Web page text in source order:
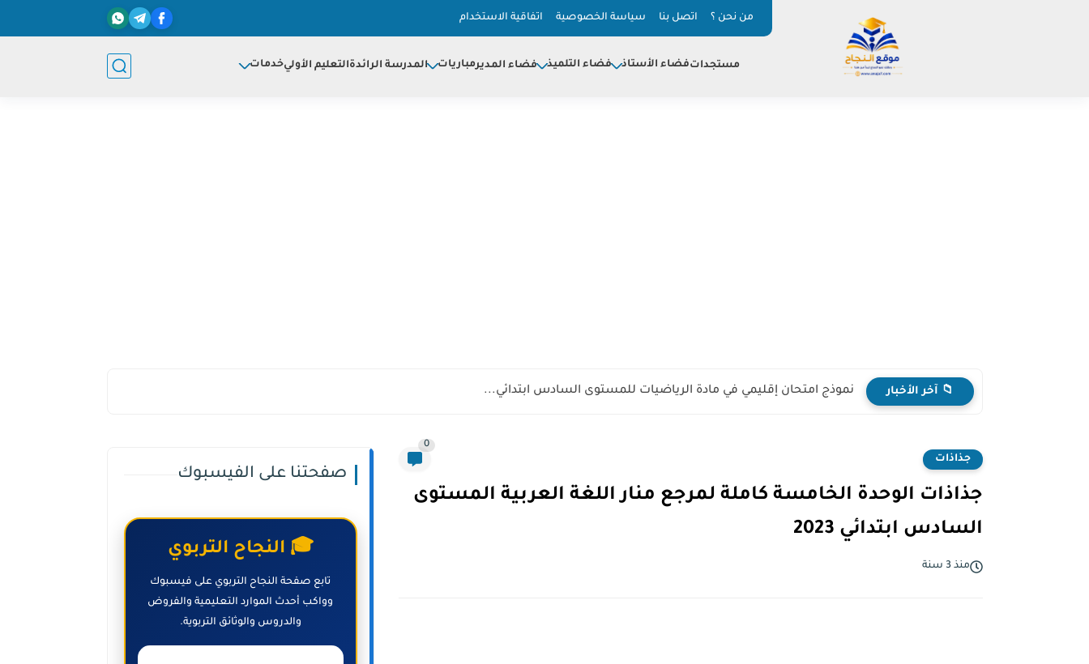
من نحن ؟ اتصل بنا سياسة الخصوصية اتفاقية الاستخدام
مستجداتفضاء الأستاذ فضاء التلميذ فضاء المديرمباريات المدرسة الرائدةالتعليم الأوليخدمات
📁 آخر الأخبار نموذج امتحان إقليمي في مادة الرياضيات للمستوى السادس ابتدائي...
جذاذات
0
جذاذات الوحدة الخامسة كاملة لمرجع منار اللغة العربية المستوى
السادس ابتدائي 2023
منذ 3 سنة
صفحتنا على الفيسبوك
🎓 النجاح التربوي
تابع صفحة النجاح التربوي على فيسبوك
وواكب أحدث الموارد التعليمية والفروض
والدروس والوثائق التربوية.